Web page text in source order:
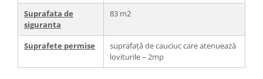
Suprafata de
siguranta
83 m2
Suprafete permise
suprafață de cauciuc care atenuează
loviturile – 2mp